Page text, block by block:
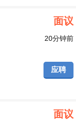
面议
20分钟前
应聘
面议